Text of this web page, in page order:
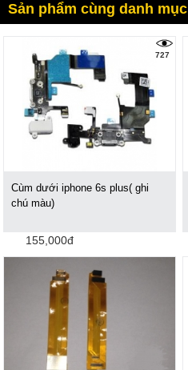
Sản phẩm cùng danh mục
727
Cùm dưới iphone 6s plus( ghi
chú màu)
155,000đ